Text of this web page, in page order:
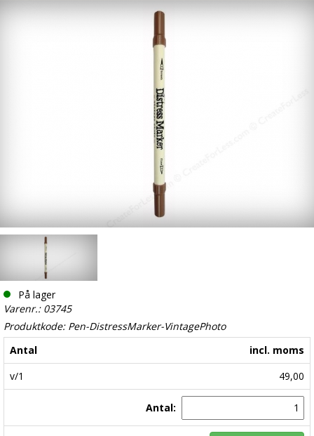
På lager
Varenr.: 03745
Produktkode: Pen-DistressMarker-VintagePhoto
Antal
incl. moms
v/1
49,00
Antal: